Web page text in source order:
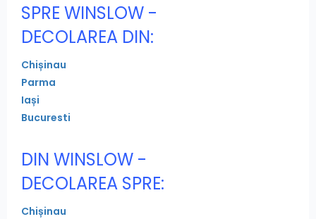
SPRE WINSLOW -
DECOLAREA DIN:
Chișinau
Parma
Iași
Bucuresti
DIN WINSLOW -
DECOLAREA SPRE:
Chișinau